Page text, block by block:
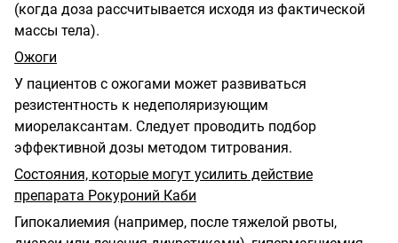
(когда доза рассчитывается исходя из фактической
массы тела).
Ожоги
У пациентов с ожогами может развиваться
резистентность к недеполяризующим
миорелаксантам. Следует проводить подбор
эффективной дозы методом титрования.
Состояния, которые могут усилить действие
препарата Рокуроний Каби
Гипокалиемия (например, после тяжелой рвоты,